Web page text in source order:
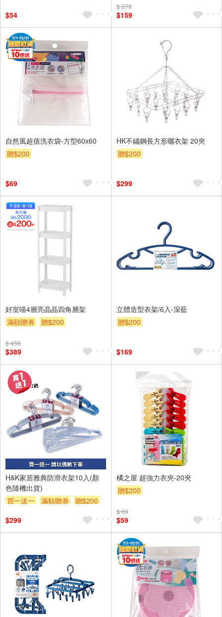
$54
$ 279
$159
自然風超值洗衣袋-方型60x60
贈$200
$69
HK不鏽鋼長方形曬衣架 20夾
贈$200
$299
好室喵4層亮晶晶四角層架
滿額贈券
贈$200
$ 459
$389
立體造型衣架/6入-深藍
贈$200
$169
H&K家居雅典防滑衣架10入(顏
色隨機出貨)
買一送一
滿額贈券
贈$200
$299
橘之屋 超強力衣夾-20夾
贈$200
$ 69
$59